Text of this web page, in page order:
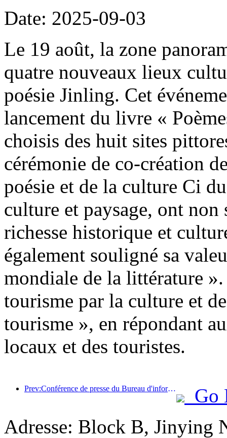
Date: 2025-09-03
Le 19 août, la zone
quatre nouveaux lieux
poésie Jinling. Cet
lancement du livre «
choisis des huit sites
cérémonie de co-création
poésie et de la culture Ci
culture et paysage, ont
richesse historique et
également souligné sa
mondiale de la littérature
tourisme par la culture et
tourisme », en répondant
locaux et des touristes.
Prev:Conférence de presse du Bureau d'information du Conseil d'État : Actuellement, il y a 28 ports frontaliers dans mon pays qui peuvent fournir des services de tourisme autonome
Go
Adresse: Block B, Jinying